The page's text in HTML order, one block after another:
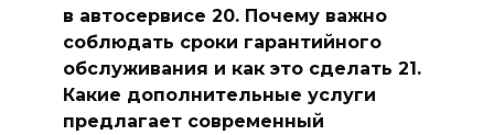
в автосервисе 20. Почему важно
соблюдать сроки гарантийного
обслуживания и как это сделать 21.
Какие дополнительные услуги
предлагает современный